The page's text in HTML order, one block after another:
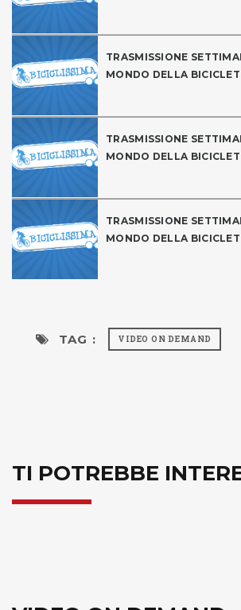
TRASMISSIONE
MONDO DELLA
TRASMISSIONE
MONDO DELLA
TRASMISSIONE
MONDO DELLA
TAG : VIDEO ON DEMAND
TI POTREBBE